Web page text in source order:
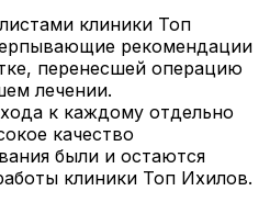
клиники Топ
рекомендации
перенесшей операцию
лечении.
к каждому отдельно
качество
были и остаются
клиники Топ Ихилов.